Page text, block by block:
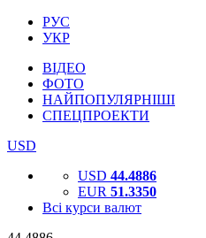
РУС
УКР
ВІДЕО
ФОТО
НАЙПОПУЛЯРНІШІ
СПЕЦПРОЕКТИ
USD
USD 44.4886
EUR 51.3350
Всі курси валют